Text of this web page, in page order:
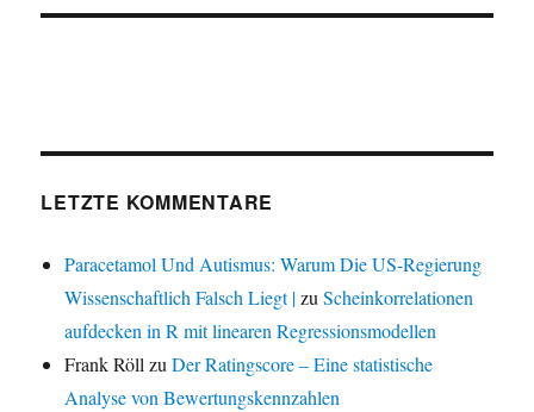
LETZTE KOMMENTARE
Paracetamol Und Autismus: Warum Die US-Regierung
Wissenschaftlich Falsch Liegt |zuScheinkorrelationen
aufdecken in R mit linearen Regressionsmodellen
Frank RöllzuDer Ratingscore – Eine statistische
Analyse von Bewertungskennzahlen